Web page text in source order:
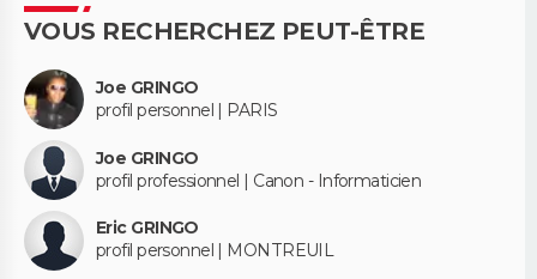
VOUS RECHERCHEZ PEUT-ÊTRE
Joe GRINGO
profil personnel | PARIS
Joe GRINGO
profil professionnel | Canon - Informaticien
Eric GRINGO
profil personnel | MONTREUIL